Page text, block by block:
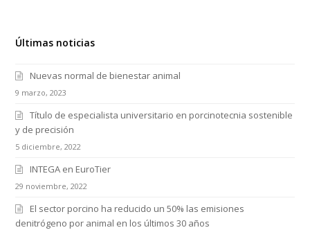
Últimas noticias
Nuevas normal de bienestar animal
9 marzo, 2023
Título de especialista universitario en porcinotecnia sostenible
y de precisión
5 diciembre, 2022
INTEGA en EuroTier
29 noviembre, 2022
El sector porcino ha reducido un 50% las emisiones
denitrógeno por animal en los últimos 30 años